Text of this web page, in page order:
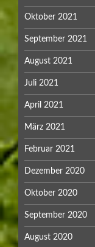
Oktober 2021
September 2021
August 2021
Juli 2021
April 2021
März 2021
Februar 2021
Dezember 2020
Oktober 2020
September 2020
August 2020